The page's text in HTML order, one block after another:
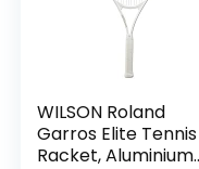
WILSON Roland
Garros Elite Tennis
Racket, Aluminium,